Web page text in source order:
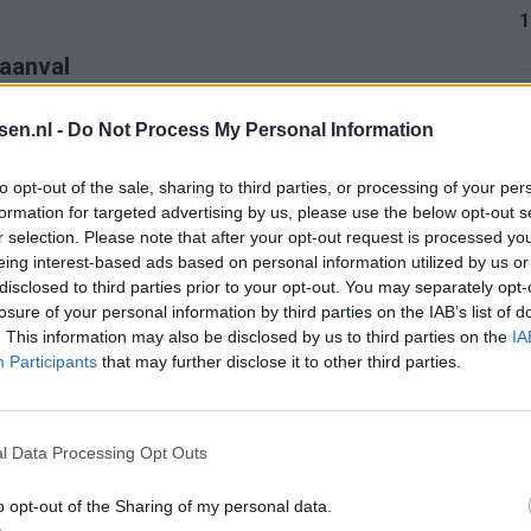
- Do Not Process My Personal Information
opt-out of the sale, sharing to third parties, or processing of your
for targeted advertising by us, please use the below opt-out
selection. Please note that after your opt-out request is processed
interest-based ads based on personal information utilized by us
to third parties prior to your opt-out. You may separately
of your personal information by third parties on the IAB’s list of
This information may also be disclosed by us to third parties on the
Participants that may further disclose it to other third parties.
Data Processing Opt Outs
opt-out of the Sharing of my personal data.
oefenduel zaterdagmiddag tegen de Belgische
Slory in de aanval. Bijlow maakt zijn comeback in
overigens nog.
Giersthove, Smal; Targhalline, Hwang, Steijn;
Bossin, Otte, Plug, Candelaria, El Harmouz,
Zinhagel, Carranza, Carrillo.
zijn pony even grazen"
bij prijsuitreiking"
seizoen 2010
"Mijn gevoel zegt ja"